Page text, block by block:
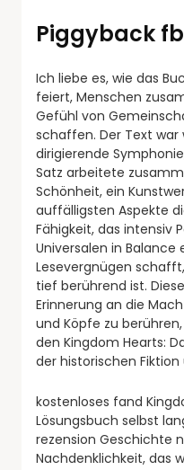
Piggyback
Ich liebe es, wie das
feiert, Menschen
Gefühl von
schaffen. Der Text
dirigierende
Satz arbeitete
Schönheit, ein
auffälligsten Aspekte
Fähigkeit, das intensiv
Universalen in Balance
Lesevergnügen
tief berührend ist.
Erinnerung an die
und Köpfe zu
den Kingdom Hearts:
der historischen Fiktion
kostenloses fand
Lösungsbuch selbst
rezension Geschichte
Nachdenklichkeit, das